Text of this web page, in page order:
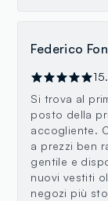
Federico
Si trova al
posto della
accogliente.
a prezzi ben
gentile e
nuovi vestiti
negozi più